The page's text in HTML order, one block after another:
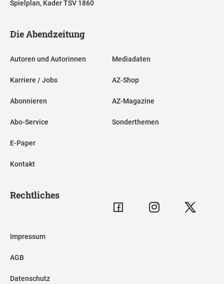
Spielplan, Kader TSV 1860
Die Abendzeitung
Autoren und Autorinnen
Karriere / Jobs
Abonnieren
Abo-Service
E-Paper
Kontakt
Mediadaten
AZ-Shop
AZ-Magazine
Sonderthemen
Rechtliches
Impressum
AGB
Datenschutz